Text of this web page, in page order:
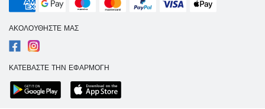
ΑΚΟΛΟΥΘΉΣΤΕ ΜΑΣ
ΚΑΤΕΒΆΣΤΕ ΤΗΝ ΕΦΑΡΜΟΓΉ